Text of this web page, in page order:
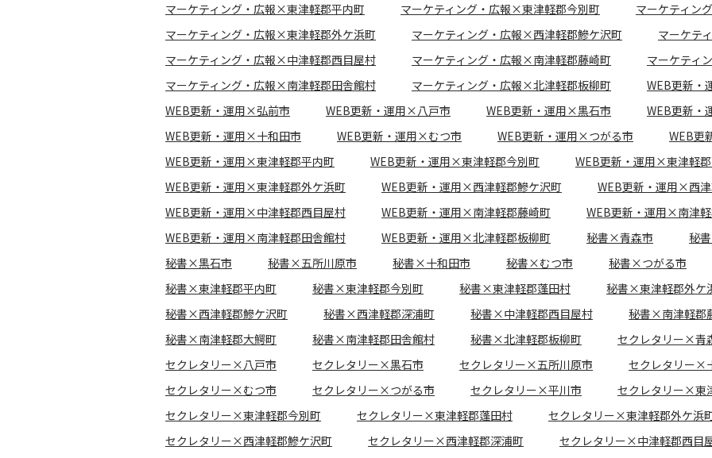
マーケティング・広報×東津軽郡平内町
マーケティング・広報×東津軽郡今別町
マーケティン
マーケティング・広報×東津軽郡外ケ浜町
マーケティング・広報×西津軽郡鰺ケ沢町
マーケテ
マーケティング・広報×中津軽郡西目屋村
マーケティング・広報×南津軽郡藤崎町
マーケティ
マーケティング・広報×南津軽郡田舎館村
マーケティング・広報×北津軽郡板柳町
WEB更新・
WEB更新・運用×弘前市
WEB更新・運用×八戸市 WEB更新・運用×黒石市
WEB更新・
WEB更新・運用×十和田市
WEB更新・運用×むつ市 WEB更新・運用×つがる市
WEB更
WEB更新・運用×東津軽郡平内町
WEB更新・運用×東津軽郡今別町
WEB更新・運用×東津軽
WEB更新・運用×東津軽郡外ケ浜町
WEB更新・運用×西津軽郡鰺ケ沢町
WEB更新・運用×西
WEB更新・運用×中津軽郡西目屋村
WEB更新・運用×南津軽郡藤崎町
WEB更新・運用×南津
WEB更新・運用×南津軽郡田舎館村
WEB更新・運用×北津軽郡板柳町 秘書×青森市 秘
秘書×黒石市
秘書×五所川原市 秘書×十和田市 秘書×むつ市 秘書×つがる市
秘書×東津軽郡平内町
秘書×東津軽郡今別町 秘書×東津軽郡蓬田村
秘書×東津軽郡外ケ
秘書×西津軽郡鰺ケ沢町
秘書×西津軽郡深浦町 秘書×中津軽郡西目屋村
秘書×南津軽郡
秘書×南津軽郡大鰐町
秘書×南津軽郡田舎館村 秘書×北津軽郡板柳町 セクレタリー×青
セクレタリー×八戸市
セクレタリー×黒石市 セクレタリー×五所川原市
セクレタリー×
セクレタリー×むつ市
セクレタリー×つがる市 セクレタリー×平川市
セクレタリー×東
セクレタリー×東津軽郡今別町
セクレタリー×東津軽郡蓬田村
セクレタリー×東津軽郡外ケ浜
セクレタリー×西津軽郡鰺ケ沢町
セクレタリー×西津軽郡深浦町 セクレタリー×中津軽郡西目